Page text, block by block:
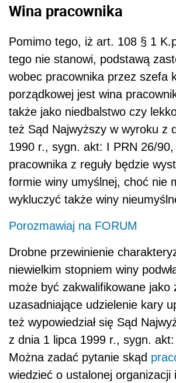
Wina pracownika
Pomimo tego, iż art. 108 § 1
tego nie stanowi, podstawą
wobec pracownika przez szefa
porządkowej jest wina
także jako niedbalstwo czy
też Sąd Najwyższy w wyroku z
1990 r., sygn. akt: I PRN 26/90,
pracownika z reguły będzie
formie winy umyślnej, choć nie
wykluczyć także winy
Porozmawiaj na FORUM
Drobne przewinienie
niewielkim stopniem winy
może być zakwalifikowane jako
uzasadniające udzielenie kary
też wypowiedział się Sąd
z dnia 1 lipca 1999 r., sygn.
Można zadać pytanie skąd
wiedzieć o ustalonej organizacji